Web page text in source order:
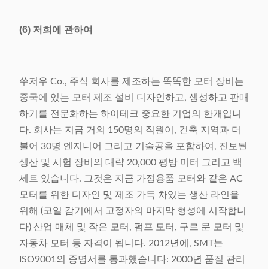
(6) 저희에 관하여
쑤저우 Co., 주식 회사를 제조하는 똑똑한 모터 장비는
중국에 있는 모터 제조 설비 디자인하고, 생성하고 판매
하기를 전문화하는 하이테크 중요한 기업의 한개입니
다. 회사는 지금 거의 150명의 직원이, 건축 지역과 더
불어 30명 엔지니어 그리고 기술공을 포함하여, 진보된
생산 및 시험 장비의 대략 20,000 평방 미터 그리고 백
세트 있습니다. 그것은 지금 가정용품 모터와 같은 AC
모터를 위한 디자인 및 제조 가득 차있는 생산 라인을
위해 (코일 감기에서 고정자의 마지막 형성에 시작합니
다) 산업 매체 및 작은 모터, 펌프 모터, 구르 문 모터 및
자동차 모터 등 자격이 됩니다. 2012년에, SMT는
ISO9001의 증명서를 통과했습니다: 2000년 품질 관리